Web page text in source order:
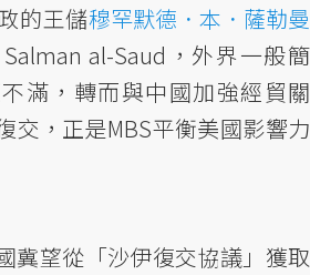
的王儲穆罕默德．本．薩勒曼
Salman al-Saud，外界一般簡
滿，轉而與中國加強經貿關
交，正是MBS平衡美國影響力
冀望從「沙伊復交協議」獲取